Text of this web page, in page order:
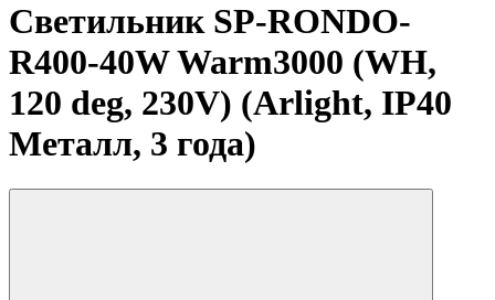
Светильник SP-RONDO-
R400-40W Warm3000 (WH,
120 deg, 230V) (Arlight, IP40
Металл, 3 года)